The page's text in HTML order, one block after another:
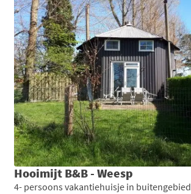
Hooimijt B&B - Weesp
4- persoons vakantiehuisje in buitengebied